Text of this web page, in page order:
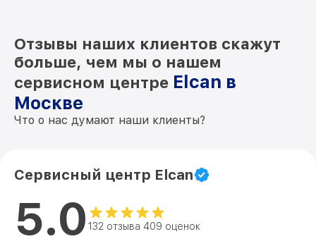
Отзывы наших клиентов скажут
больше, чем мы о нашем
сервисном центре Elcan в
Москве
Что о нас думают наши клиенты?
Сервисный центр Elcan
5.0 132 отзыва 409 оценок